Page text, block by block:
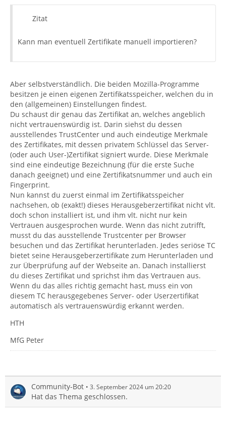
Zitat
Kann man eventuell Zertifikate manuell importieren?
Aber selbstverständlich. Die beiden Mozilla-Programme
besitzen je einen eigenen Zertifikatsspeicher, welchen du in
den (allgemeinen) Einstellungen findest.
Du schaust dir genau das Zertifikat an, welches angeblich
nicht vertrauenswürdig ist. Darin siehst du dessen
ausstellendes TrustCenter und auch eindeutige Merkmale
des Zertifikates, mit dessen privatem Schlüssel das Server-
(oder auch User-)Zertifikat signiert wurde. Diese Merkmale
sind eine eindeutige Bezeichnung (für die erste Suche
danach geeignet) und eine Zertifikatsnummer und auch ein
Fingerprint.
Nun kannst du zuerst einmal im Zertifikatsspeicher
nachsehen, ob (exakt!) dieses Herausgeberzertifikat nicht vlt.
doch schon installiert ist, und ihm vlt. nicht nur kein
Vertrauen ausgesprochen wurde. Wenn das nicht zutrifft,
musst du das ausstellende Trustcenter per Browser
besuchen und das Zertifikat herunterladen. Jedes seriöse TC
bietet seine Herausgeberzertifikate zum Herunterladen und
zur Überprüfung auf der Webseite an. Danach installierst
du dieses Zertifikat und sprichst ihm das Vertrauen aus.
Wenn du das alles richtig gemacht hast, muss ein von
diesem TC herausgegebenes Server- oder Userzertifikat
automatisch als vertrauenswürdig erkannt werden.
HTH
MfG Peter
Community-Bot 3. September 2024 um 20:20
Hat das Thema geschlossen.